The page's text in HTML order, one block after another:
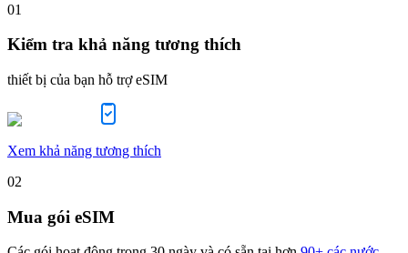
01
Kiểm tra khả năng tương thích
thiết bị của bạn hỗ trợ eSIM
Xem khả năng tương thích
02
Mua gói eSIM